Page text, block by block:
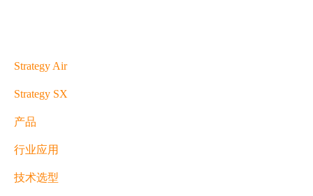
prev
Strategy Air
Strategy SX
产品
行业应用
技术选型